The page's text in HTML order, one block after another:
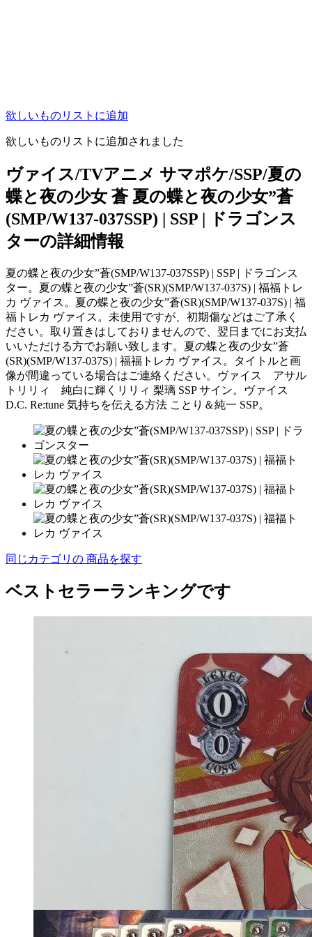
欲しいものリストに追加
欲しいものリストに追加されました
ヴァイス/TVアニメ サマポケ/SSP/夏の
蝶と夜の少女 蒼 夏の蝶と夜の少女”蒼
(SMP/W137-037SSP) | SSP | ドラゴンス
ターの詳細情報
夏の蝶と夜の少女”蒼(SMP/W137-037SSP) | SSP | ドラゴンス
ター。夏の蝶と夜の少女”蒼(SR)(SMP/W137-037S) | 福福トレ
カ ヴァイス。夏の蝶と夜の少女”蒼(SR)(SMP/W137-037S) | 福
福トレカ ヴァイス。未使用ですが、初期傷などはご了承く
ださい。取り置きはしておりませんので、翌日までにお支払
いいただける方でお願い致します。夏の蝶と夜の少女”蒼
(SR)(SMP/W137-037S) | 福福トレカ ヴァイス。タイトルと画
像が間違っている場合はご連絡ください。ヴァイス アサル
トリリィ 純白に輝くリリィ 梨璃 SSP サイン。ヴァイス
D.C. Re:tune 気持ちを伝える方法 ことり＆純一 SSP。
同じカテゴリの 商品を探す
ベストセラーランキングです